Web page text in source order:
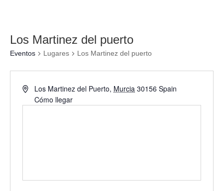
Los Martinez del puerto
Eventos Lugares Los Martinez del puerto
Los Martinez del Puerto, Murcia 30156 Spain
Cómo llegar